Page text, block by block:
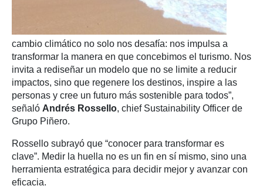
cambio climático no solo nos desafía: nos impulsa a
transformar la manera en que concebimos el turismo. Nos
invita a rediseñar un modelo que no se limite a reducir
impactos, sino que regenere los destinos, inspire a las
personas y cree un futuro más sostenible para todos”,
señaló Andrés Rossello, chief Sustainability Officer de
Grupo Piñero.
Rossello subrayó que “conocer para transformar es
clave”. Medir la huella no es un fin en sí mismo, sino una
herramienta estratégica para decidir mejor y avanzar con
eficacia.